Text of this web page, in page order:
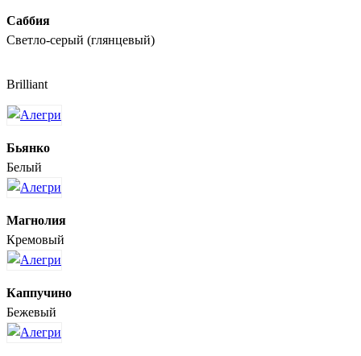
Саббия
Светло-серый (глянцевый)
Brilliant
Бьянко
Белый
Магнолия
Кремовый
Каппучино
Бежевый